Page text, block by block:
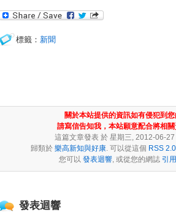
標籤： 新聞
關於本站提供的資訊如有侵犯到
請寫信告知我，本站願意配合將相
這篇文章發表 於 星期三, 2012-06-
歸類於 樂高新知與好康. 可以從這個 RSS 2.0
您可以 發表迴響, 或從您的網誌 引用
發表迴響